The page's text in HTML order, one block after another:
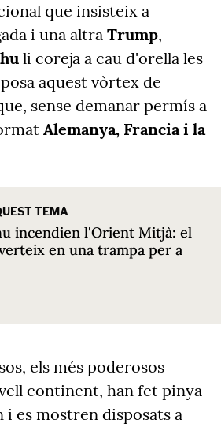
que insisteix a
i una altra Trump,
li coreja a cau d'orella les
aquest vòrtex de
sense demanar permís a
Alemanya, Francia i la
TEMA
incendien l'Orient Mitjà: el
en una trampa per a
els més poderosos
continent, han fet pinya
i es mostren disposats a